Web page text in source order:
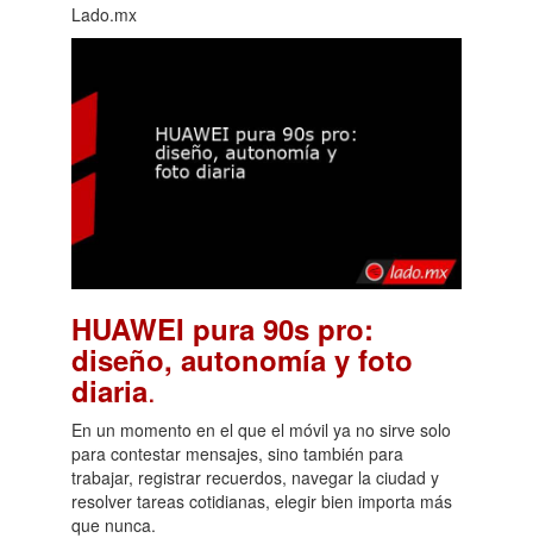
Lado.mx
HUAWEI pura 90s pro:
diseño, autonomía y foto
diaria.
En un momento en el que el móvil ya no sirve solo
para contestar mensajes, sino también para
trabajar, registrar recuerdos, navegar la ciudad y
resolver tareas cotidianas, elegir bien importa más
que nunca.